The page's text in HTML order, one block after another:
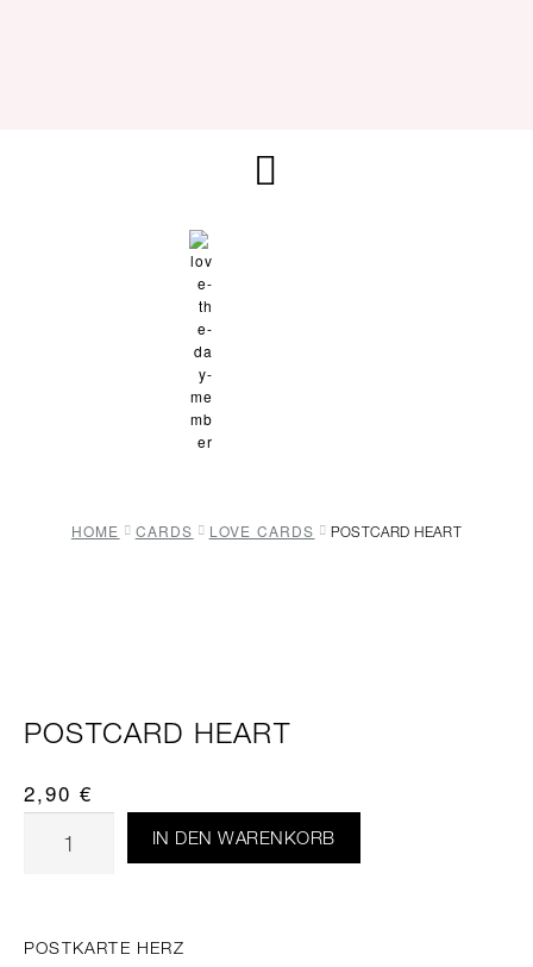
HOME CARDS LOVE CARDS POSTCARD HEART
POSTCARD HEART
2,90 €
IN DEN WARENKORB
POSTKARTE HERZ